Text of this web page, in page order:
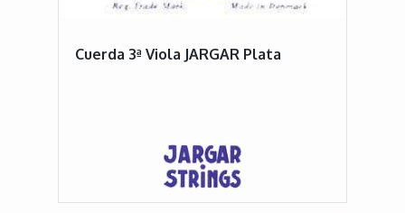
Cuerda 3ª Viola JARGAR Plata